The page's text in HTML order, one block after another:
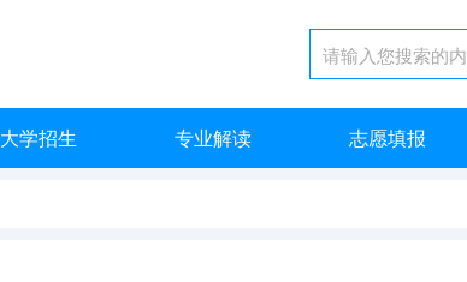
大学招生 专业解读 志愿填报